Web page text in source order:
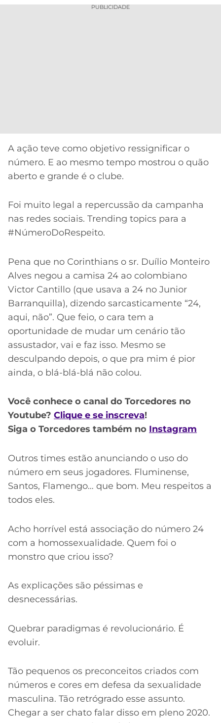
PUBLICIDADE
A ação teve como objetivo ressignificar o
número. E ao mesmo tempo mostrou o quão
aberto e grande é o clube.
Foi muito legal a repercussão da campanha
nas redes sociais. Trending topics para a
#NúmeroDoRespeito.
Pena que no Corinthians o sr. Duílio Monteiro
Alves negou a camisa 24 ao colombiano
Victor Cantillo (que usava a 24 no Junior
Barranquilla), dizendo sarcasticamente “24,
aqui, não”. Que feio, o cara tem a
oportunidade de mudar um cenário tão
assustador, vai e faz isso. Mesmo se
desculpando depois, o que pra mim é pior
ainda, o blá-blá-blá não colou.
Você conhece o canal do Torcedores no
Youtube? Clique e se inscreva!
Siga o Torcedores também no Instagram
Outros times estão anunciando o uso do
número em seus jogadores. Fluminense,
Santos, Flamengo… que bom. Meu respeitos a
todos eles.
Acho horrível está associação do número 24
com a homossexualidade. Quem foi o
monstro que criou isso?
As explicações são péssimas e
desnecessárias.
Quebrar paradigmas é revolucionário. É
evoluir.
Tão pequenos os preconceitos criados com
números e cores em defesa da sexualidade
masculina. Tão retrógrado esse assunto.
Chegar a ser chato falar disso em pleno 2020.